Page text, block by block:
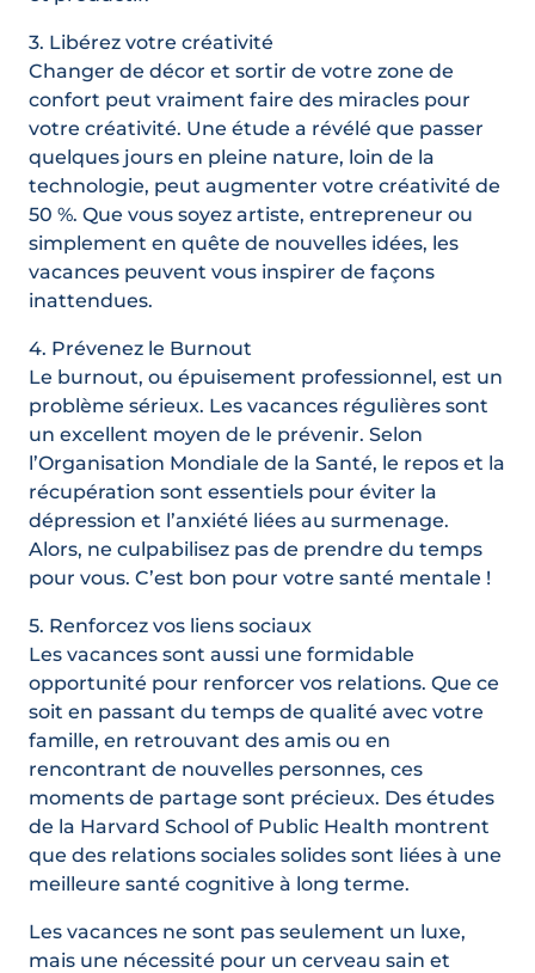
3. Libérez votre créativité
Changer de décor et sortir de votre zone de
confort peut vraiment faire des miracles pour
votre créativité. Une étude a révélé que passer
quelques jours en pleine nature, loin de la
technologie, peut augmenter votre créativité de
50 %. Que vous soyez artiste, entrepreneur ou
simplement en quête de nouvelles idées, les
vacances peuvent vous inspirer de façons
inattendues.
4. Prévenez le Burnout
Le burnout, ou épuisement professionnel, est un
problème sérieux. Les vacances régulières sont
un excellent moyen de le prévenir. Selon
l’Organisation Mondiale de la Santé, le repos et la
récupération sont essentiels pour éviter la
dépression et l’anxiété liées au surmenage.
Alors, ne culpabilisez pas de prendre du temps
pour vous. C’est bon pour votre santé mentale !
5. Renforcez vos liens sociaux
Les vacances sont aussi une formidable
opportunité pour renforcer vos relations. Que ce
soit en passant du temps de qualité avec votre
famille, en retrouvant des amis ou en
rencontrant de nouvelles personnes, ces
moments de partage sont précieux. Des études
de la Harvard School of Public Health montrent
que des relations sociales solides sont liées à une
meilleure santé cognitive à long terme.
Les vacances ne sont pas seulement un luxe,
mais une nécessité pour un cerveau sain et